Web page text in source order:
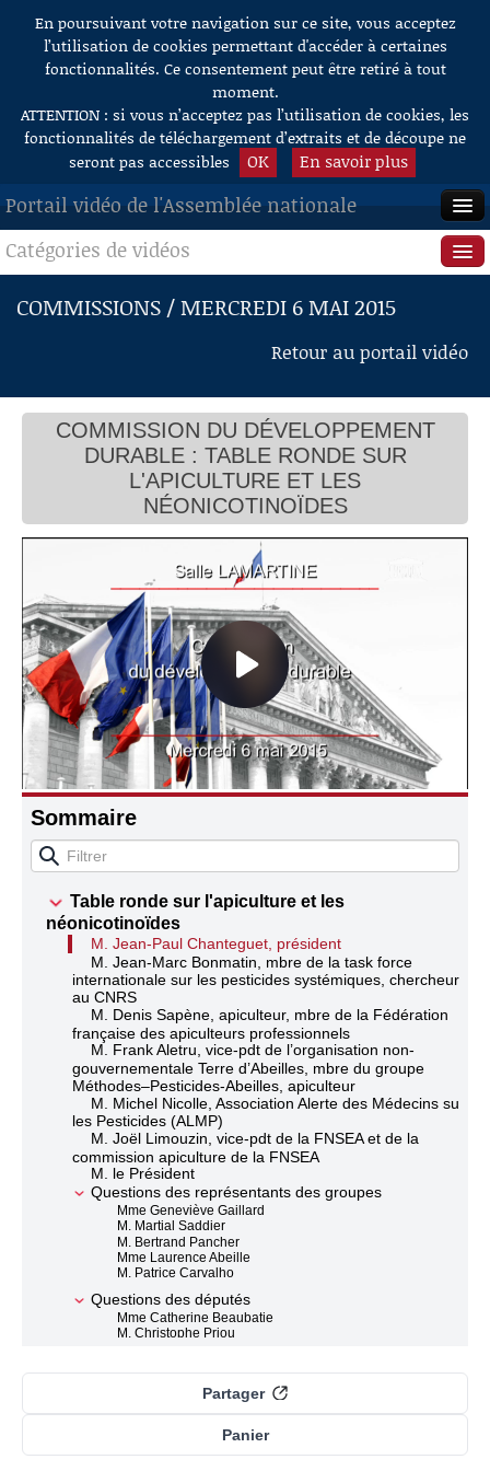
Aller au contenu
En poursuivant votre navigation sur ce site, vous acceptez
l’utilisation de cookies permettant d'accéder à certaines
fonctionnalités. Ce consentement peut être retiré à tout
moment.
ATTENTION : si vous n’acceptez pas l’utilisation de cookies, les
fonctionnalités de téléchargement d’extraits et de découpe ne
seront pas accessibles
OK En savoir plus
Portail vidéo de l'Assemblée nationale
ACCUEIL
EN DIRECT
RECHERCHE
AIDE À LA DÉCOUPE
DE VIDÉOS
Catégories de vidéos
Séance publique
Questions au Gouvernement
Commissions
Présidence
Évènements
Connaissance, Histoire
Autres
COMMISSIONS / MERCREDI 6 MAI 2015
Retour au portail vidéo
COMMISSION DU DÉVELOPPEMENT
DURABLE : TABLE RONDE SUR
L'APICULTURE ET LES
NÉONICOTINOÏDES
Sommaire
Table ronde sur l'apiculture et les
néonicotinoïdes
M. Jean-Paul Chanteguet, président
M. Jean-Marc Bonmatin, mbre de la task force
internationale sur les pesticides systémiques, chercheur
au CNRS
M. Denis Sapène, apiculteur, mbre de la Fédération
française des apiculteurs professionnels
M. Frank Aletru, vice-pdt de l’organisation non-
gouvernementale Terre d’Abeilles, mbre du groupe
Méthodes–Pesticides-Abeilles, apiculteur
M. Michel Nicolle, Association Alerte des Médecins sur
les Pesticides (ALMP)
M. Joël Limouzin, vice-pdt de la FNSEA et de la
commission apiculture de la FNSEA
M. le Président
Questions des représentants des groupes
Mme Geneviève Gaillard
M. Martial Saddier
M. Bertrand Pancher
Mme Laurence Abeille
M. Patrice Carvalho
Questions des députés
Mme Catherine Beaubatie
M. Christophe Priou
M. Guillaume Chevrollier
M. Philippe Plisson
M. Jean-Pierre Vigier
Mme Delphine Batho
M. Jean-Marie Sermier
Panier
Partager